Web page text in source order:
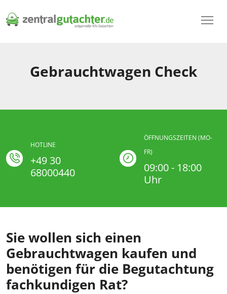
Gebrauchtwagen Check
HOTLINE
+49 30
68000440
ÖFFNUNGSZEITEN (MO-
FR)
09:00 - 18:00
Uhr
Sie wollen sich einen
Gebrauchtwagen kaufen und
benötigen für die Begutachtung
fachkundigen Rat?